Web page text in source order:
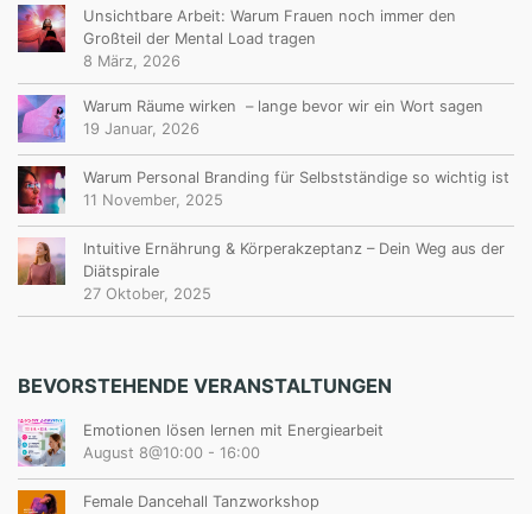
T
E
R
N
Unsichtbare Arbeit: Warum Frauen noch immer den
Großteil der Mental Load tragen
8 März, 2026
Warum Räume wirken – lange bevor wir ein Wort sagen
19 Januar, 2026
Warum Personal Branding für Selbstständige so wichtig ist
11 November, 2025
Intuitive Ernährung & Körperakzeptanz – Dein Weg aus der
Diätspirale
27 Oktober, 2025
BEVORSTEHENDE VERANSTALTUNGEN
Emotionen lösen lernen mit Energiearbeit
August 8@10:00 - 16:00
Female Dancehall Tanzworkshop